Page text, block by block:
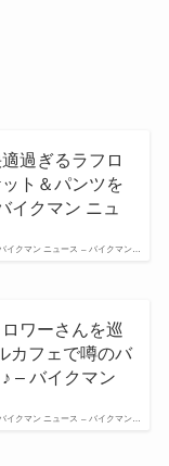
イクマン ニュース – バイクマン…
過ぎるラフロ
ト＆パンツを
イクマン ニュ
イクマン ニュース – バイクマン…
ワーさんを巡
カフェで噂のバ
– バイクマン